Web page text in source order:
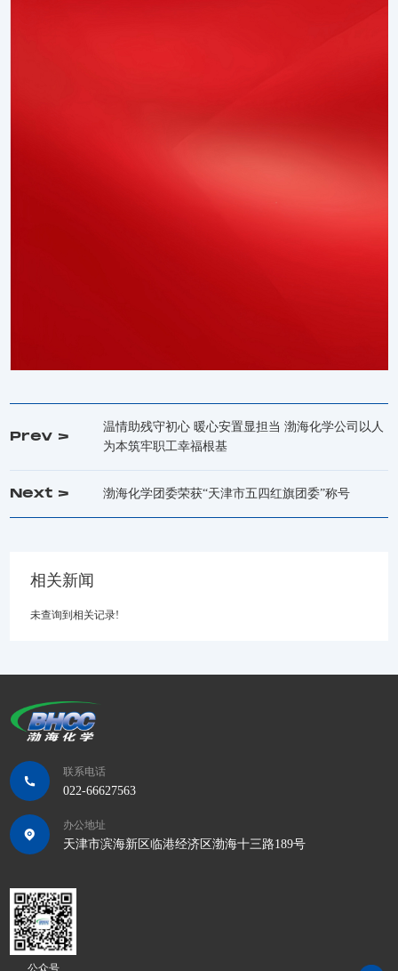
Prev >
温情助残守初心 暖心安置显担当 渤海化学公司以人
为本筑牢职工幸福根基
Next > 渤海化学团委荣获“天津市五四红旗团委”称号
相关新闻
未查询到相关记录!
联系电话
022-66627563
办公地址
天津市滨海新区临港经济区渤海十三路189号
公众号